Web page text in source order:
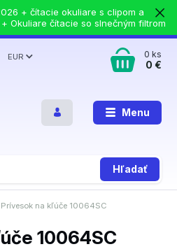
+ čítacie okuliare s clipom a
Okuliare čítacie so slnečným filtrom
Menu
EUR
Hľadať
0ks
0 €
Prívesok na kľúče 10064SC
10064SC